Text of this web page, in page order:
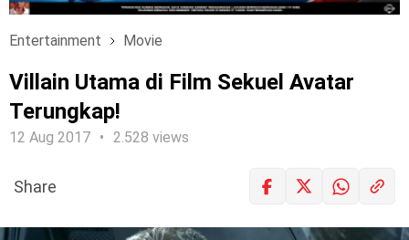
Entertainment Movie
Villain Utama di Film Sekuel Avatar
Terungkap!
12 Aug 2017 2.528 views
Share